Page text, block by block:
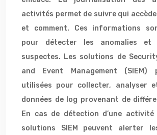
activités permet de suivre qui
et comment. Ces informations
pour détecter les anomalies et
suspectes. Les solutions de
and Event Management (SIEM)
utilisées pour collecter, analyser
données de log provenant de
En cas de détection d’une activité
solutions SIEM peuvent alerter